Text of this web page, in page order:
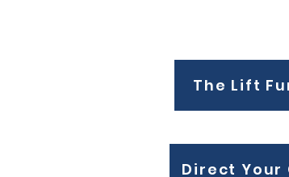
The Lift
Direct Your